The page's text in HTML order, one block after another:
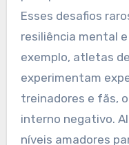
gerenciar
interno?
Os atletas
gerenciar o
para performar,
Esses desafios